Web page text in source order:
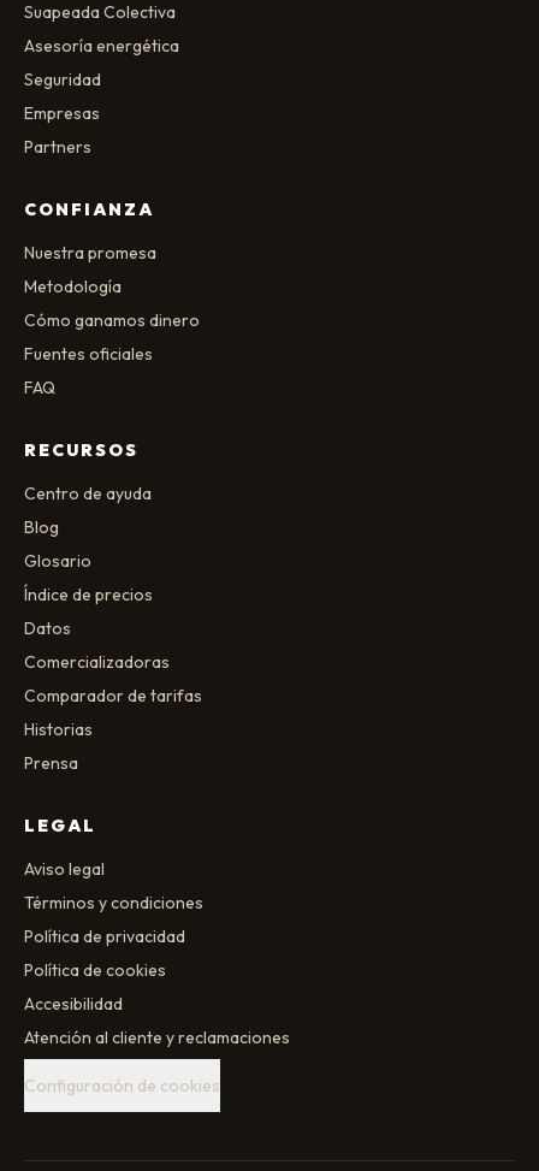
Suapeada Colectiva
Asesoría energética
Seguridad
Empresas
Partners
CONFIANZA
Nuestra promesa
Metodología
Cómo ganamos dinero
Fuentes oficiales
FAQ
RECURSOS
Centro de ayuda
Blog
Glosario
Índice de precios
Datos
Comercializadoras
Comparador de tarifas
Historias
Prensa
LEGAL
Aviso legal
Términos y condiciones
Política de privacidad
Política de cookies
Accesibilidad
Atención al cliente y reclamaciones
Configuración de cookies